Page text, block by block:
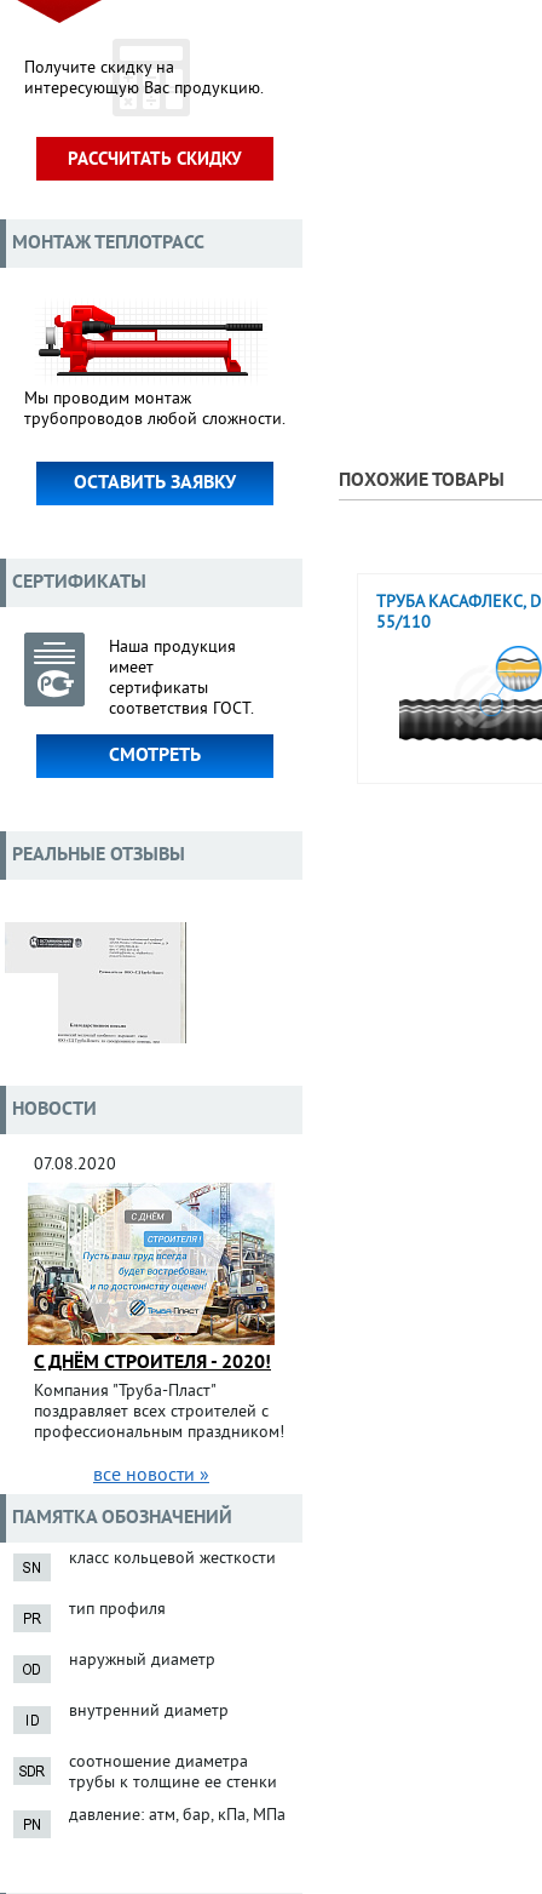
ПОХОЖИЕ ТОВАРЫ
ТРУБА КАСАФЛЕКС,
55/110
Получите скидку на
интересующую Вас продукцию.
РАССЧИТАТЬ СКИДКУ
МОНТАЖ ТЕПЛОТРАСС
Мы проводим монтаж
трубопроводов любой сложности.
ОСТАВИТЬ ЗАЯВКУ
СЕРТИФИКАТЫ
Наша продукция
имеет
сертификаты
соответствия ГОСТ.
СМОТРЕТЬ
РЕАЛЬНЫЕ ОТЗЫВЫ
НОВОСТИ
07.08.2020
С ДНЁМ СТРОИТЕЛЯ - 2020!
Компания "Труба-Пласт"
поздравляет всех строителей с
профессиональным праздником!
все новости »
ПАМЯТКА ОБОЗНАЧЕНИЙ
класс кольцевой жесткости
тип профиля
наружный диаметр
внутренний диаметр
соотношение диаметра
трубы к толщине ее стенки
давление: атм, бар, кПа, МПа